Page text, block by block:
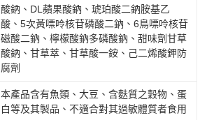
酸鈉、DL蘋果酸鈉、琥珀酸二鈉胺基乙
酸、5次黃嘌呤核苷磷酸二鈉、6鳥嘌呤核苷
磁酸二鈉、檸檬酸鈉多磷酸鈉、甜味劑甘草
酸鈉、甘草萃、甘草酸一銨、己二烯酸鉀防
腐劑
本產品含有魚類、大豆、含麩質之穀物、蛋
白等及其製品、不適合對其過敏體質者食用